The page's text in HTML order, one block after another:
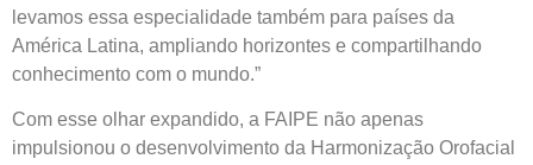
levamos essa especialidade também para países da
América Latina, ampliando horizontes e compartilhando
conhecimento com o mundo.”
Com esse olhar expandido, a FAIPE não apenas
impulsionou o desenvolvimento da Harmonização Orofacial